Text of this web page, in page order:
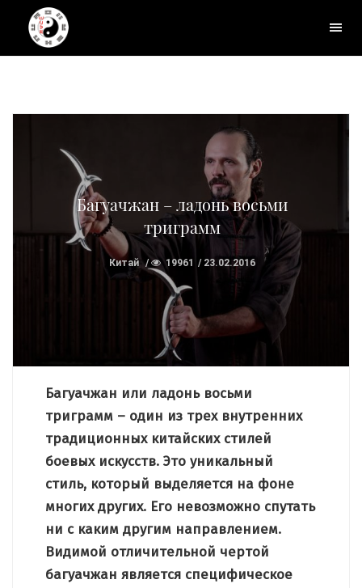
Багуачжан – ладонь восьми
триграмм
Китай 19961 23.02.2016
Багуачжан или ладонь восьми
триграмм – один из трех внутренних
традиционных китайских стилей
боевых искусств. Это уникальный
стиль, который выделяется на фоне
многих других. Его невозможно спутать
ни с каким другим направлением.
Видимой отличительной чертой
багуачжан является специфическое